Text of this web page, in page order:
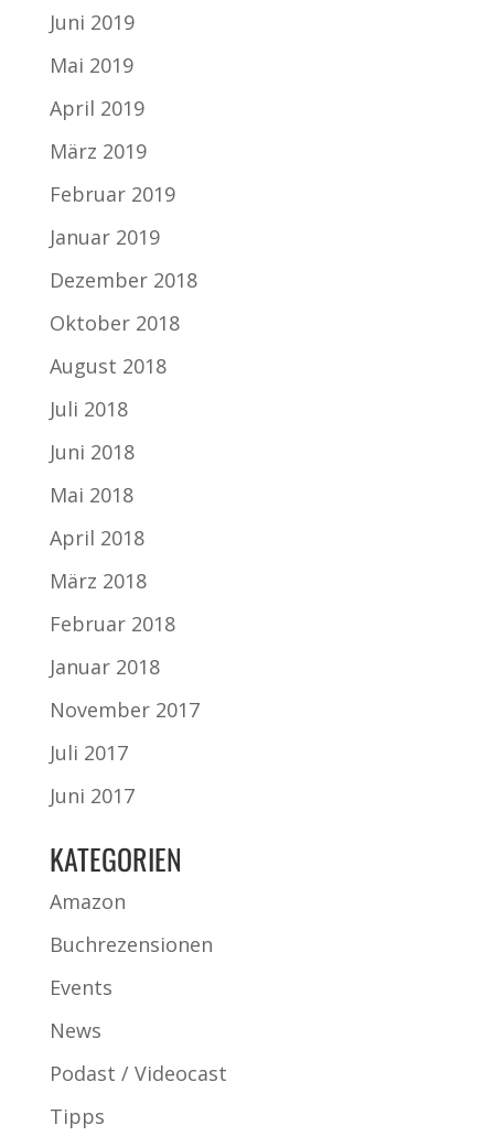
Juni 2019
Mai 2019
April 2019
März 2019
Februar 2019
Januar 2019
Dezember 2018
Oktober 2018
August 2018
Juli 2018
Juni 2018
Mai 2018
April 2018
März 2018
Februar 2018
Januar 2018
November 2017
Juli 2017
Juni 2017
KATEGORIEN
Amazon
Buchrezensionen
Events
News
Podast / Videocast
Tipps